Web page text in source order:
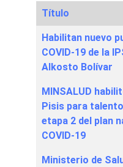
Articles
Título
Habilitan nuevo
COVID-19 de la
Alkosto Bolívar
MINSALUD
Pisis para
etapa 2 del plan
COVID-19
Ministerio de